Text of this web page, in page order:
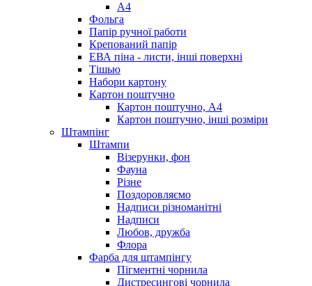
А4
Фольга
Папір ручної работи
Крепований папір
ЕВА піна - листи, інші поверхні
Тішью
Набори картону
Картон поштучно
Картон поштучно, А4
Картон поштучно, інші розміри
Штампінг
Штампи
Візерунки, фон
Фауна
Різне
Поздоровляємо
Надписи різноманітні
Надписи
Любов, дружба
Флора
Фарба для штампінгу
Пігментні чорнила
Дистресингові чорнила